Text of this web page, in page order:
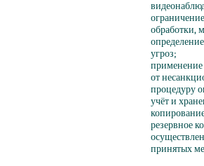
обработки,
угроз;
применение
от
процедуру
учёт и
резервное
принятых